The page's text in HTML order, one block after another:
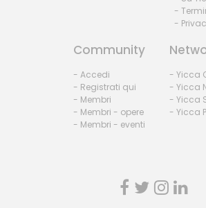
-
-
Community
- Accedi
- Registrati qui
- Membri
- Membri - opere
- Membri - eventi
- Yicca
- Yicca
- Yicca
- Yicca